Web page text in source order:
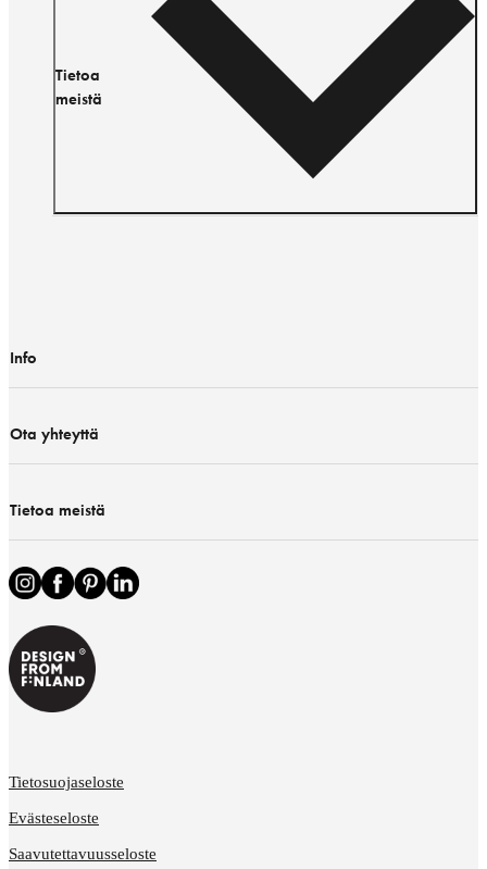
Tietoa
meistä
Info
Ota yhteyttä
Tietoa meistä
Tietosuojaseloste
Evästeseloste
Saavutettavuusseloste